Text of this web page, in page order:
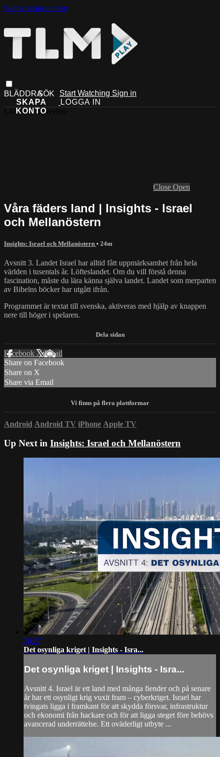
Skip to main content
Start Watching Sign in
Live stream preview
Close Open
Våra fäders land | Insights - Israel
och Mellanöstern
Insights: Israel och Mellanöstern • 24m
Avsnitt 3. Landet Israel har alltid fått uppmärksamhet från hela
världen i tusentals år. Löfteslandet. Om du vill förstå denna
fascination, måste du lära känna själva landet. Landet som merparten
av Bibelns böcker har utgått ifrån.
Programmet är textat till svenska, aktiveras med hjälp av knappen
nere till höger i spelaren.
Facebook XEmail
Share on Facebook
Share on X
Share via Email
Android Android TV iPhone Apple TV
Up Next in Insights: Israel och Mellanöstern
24:27
Det osynliga kriget | Insights - Isra...
Det osynliga kriget | Insights - Isra...
Avsnitt 4. Israel är ett land med många fiender och på senare
år har ett osynligt krig vuxit fram – cyberkriget. Israel har
tvingats ligga i framkant för att skydda försvar, infrastruktur
och ekonomi från hackare och för att ligga steget före behövs
avancerad underrättelse. Ett oväderligt utbyte ...